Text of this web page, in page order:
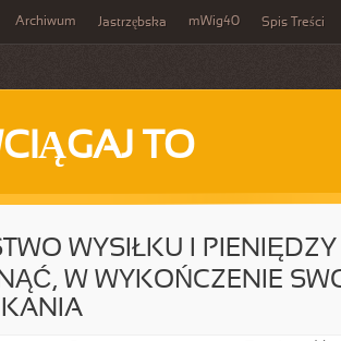
Archiwum Jastrzębska mWig40 Spis Treści
TO
WYSIŁKU I PIENIĘDZY
W WYKOŃCZENIE